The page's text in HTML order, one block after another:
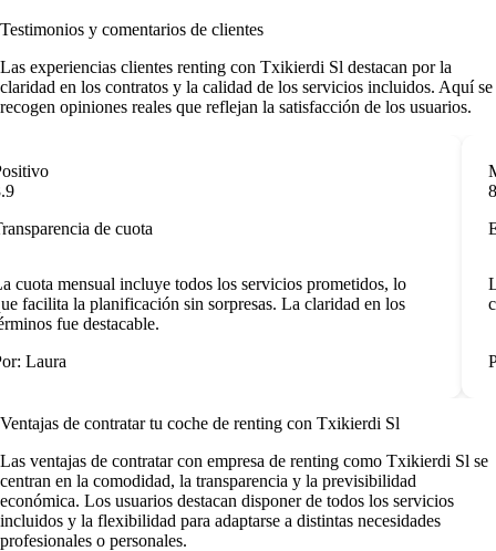
Testimonios y comentarios de clientes
Las experiencias clientes renting con Txikierdi Sl destacan por la
claridad en los contratos y la calidad de los servicios incluidos. Aquí se
recogen opiniones reales que reflejan la satisfacción de los usuarios.
de cuota
cuota mensual incluye todos los servicios prometidos, lo
facilita la planificación sin sorpresas. La claridad en los
fue destacable.
Laura
Ventajas de contratar tu coche de renting con Txikierdi Sl
Las ventajas de contratar con empresa de renting como Txikierdi Sl se
centran en la comodidad, la transparencia y la previsibilidad
económica. Los usuarios destacan disponer de todos los servicios
incluidos y la flexibilidad para adaptarse a distintas necesidades
profesionales o personales.